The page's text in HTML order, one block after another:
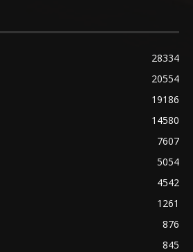
28334
20554
19186
14580
7607
5054
4542
1261
876
845